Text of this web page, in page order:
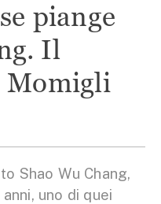
piange
Il
Momigli
Shao Wu Chang,
uno di quei